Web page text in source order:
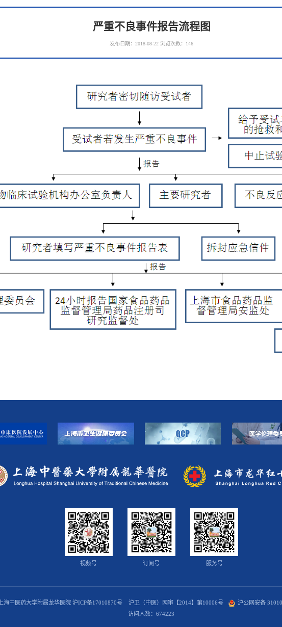
严重不良事件报告流程图
发布日期：2018-08-22 浏览次数： 146
视频号 订阅号 服务号
上海中医药大学附属龙华医院沪ICP备17010870号 沪卫（中医）网审【2014】第10006号
沪公网安备
访问人数：674223